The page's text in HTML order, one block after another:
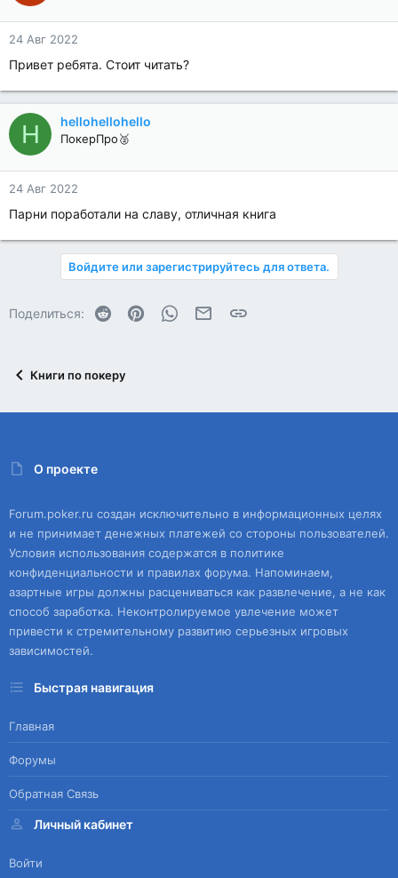
24 Авг 2022
Привет ребята. Стоит читать?
H hellohellohello
ПокерПро🥈
24 Авг 2022
Парни поработали на славу, отличная книга
Войдите или зарегистрируйтесь для ответа.
Поделиться: Reddit PinterestWhatsAppЭлектронная почта
Ссылка
Книги по покеру
О проекте
Forum.poker.ru создан исключительно в информационных целях
и не принимает денежных платежей со стороны пользователей.
Условия использования содержатся в политике
конфиденциальности и правилах форума. Напоминаем,
азартные игры должны расцениваться как развлечение, а не как
способ заработка. Неконтролируемое увлечение может
привести к стремительному развитию серьезных игровых
зависимостей.
Быстрая навигация
Главная
Форумы
Обратная Связь
Личный кабинет
Войти